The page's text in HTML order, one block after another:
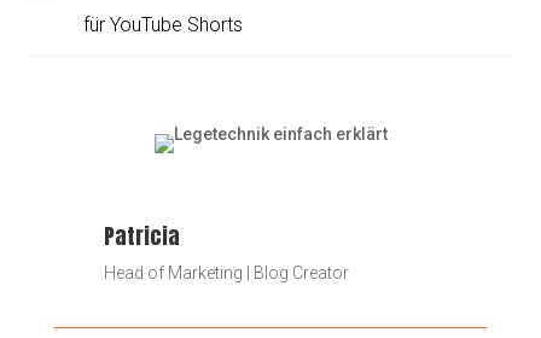
für YouTube Shorts
Patricia
Head of Marketing | Blog Creator